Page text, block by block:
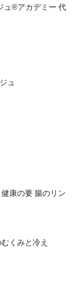
ュ®︎アカデミー 代
ュ
康の要 腸のリン
くみと冷え